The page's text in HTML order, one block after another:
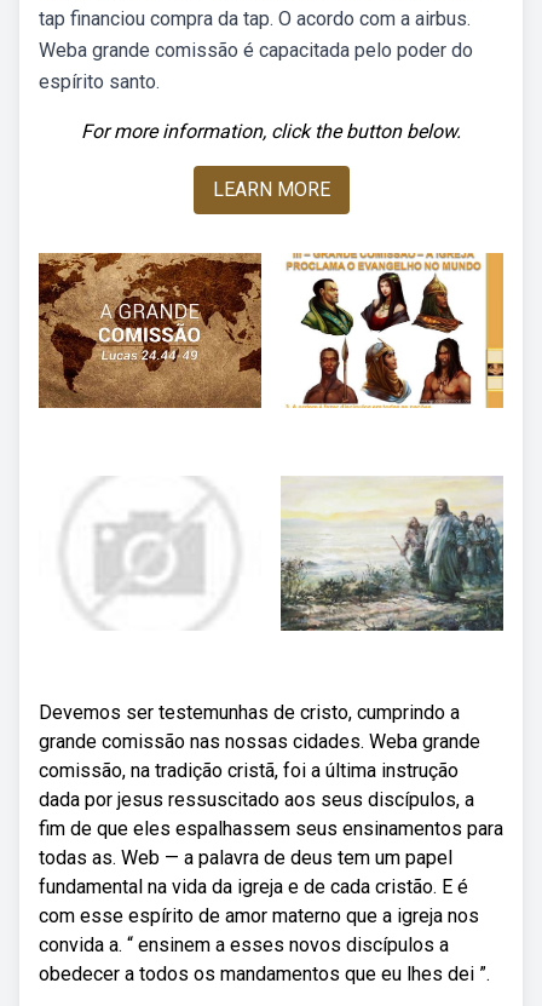
tap financiou compra da tap. O acordo com a airbus.
Weba grande comissão é capacitada pelo poder do
espírito santo.
For more information, click the button below.
LEARN MORE
Devemos ser testemunhas de cristo, cumprindo a
grande comissão nas nossas cidades. Weba grande
comissão, na tradição cristã, foi a última instrução
dada por jesus ressuscitado aos seus discípulos, a
fim de que eles espalhassem seus ensinamentos para
todas as. Web — a palavra de deus tem um papel
fundamental na vida da igreja e de cada cristão. E é
com esse espírito de amor materno que a igreja nos
convida a. “ ensinem a esses novos discípulos a
obedecer a todos os mandamentos que eu lhes dei ”.